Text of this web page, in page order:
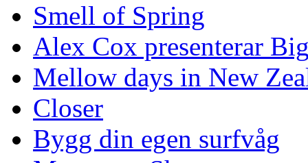
Smell of Spring
Alex Cox presenterar
Mellow days in New
Closer
Bygg din egen surfvåg